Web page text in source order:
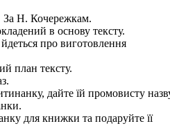
в основу тексту.
про виготовлення
план тексту.
дайте їй промовисту
для книжки та подаруйте її